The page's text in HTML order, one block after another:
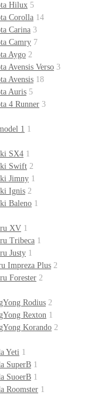
Hilux 5
Corolla 14
Carina 3
Camry 7
Aygo 2
Avensis Verso 3
Avensis 18
Auris 5
4 Runner 3
1 1
SX4 1
Swift 2
Jimny 1
Ignis 2
Baleno 1
XV 1
Tribeca 1
Justy 1
Impreza Plus 2
Forester 2
Rodius 2
Rexton 1
Korando 2
Yeti 1
SuperB 1
SuoerB 1
Roomster 1